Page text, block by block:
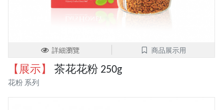
詳細瀏覽 商品展示用
【展示】 茶花花粉 250g
花粉 系列